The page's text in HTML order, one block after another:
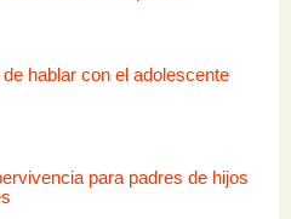
hablar con el adolescente
para padres de hijos